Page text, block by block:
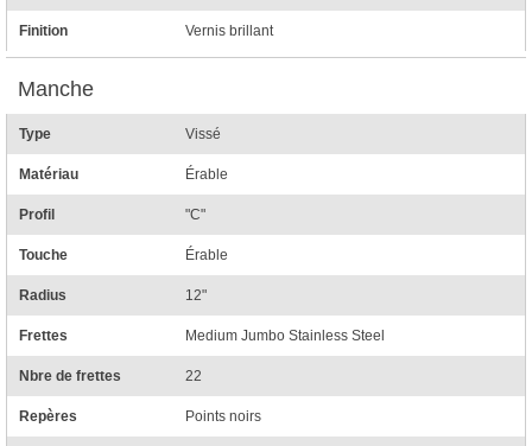
Finition Vernis brillant
Manche
Type Vissé
Matériau Érable
Profil "C"
Touche Érable
Radius 12"
Frettes Medium Jumbo Stainless Steel
Nbre de frettes 22
Repères Points noirs